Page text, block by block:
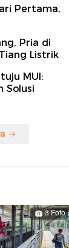
Pertama,
Pria di
Listrik
MUI:
Solusi
3 Foto